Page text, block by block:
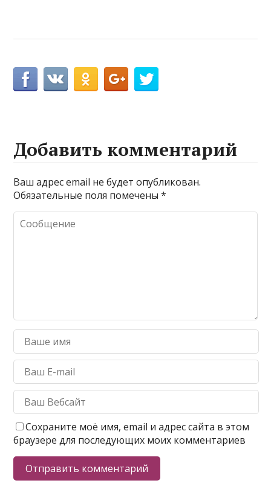
Добавить комментарий
Ваш адрес email не будет опубликован.
Обязательные поля помечены*
Сохраните моё имя, email и адрес сайта в этом
браузере для последующих моих комментариев